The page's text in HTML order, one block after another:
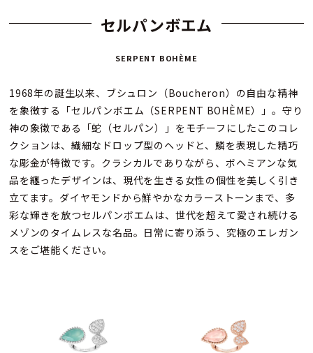
セルパンボエム
SERPENT BOHÈME
1968年の誕生以来、ブシュロン（Boucheron）の自由な精神
を象徴する「セルパンボエム（SERPENT BOHÈME）」。守り
神の象徴である「蛇（セルパン）」をモチーフにしたこのコレ
クションは、繊細なドロップ型のヘッドと、鱗を表現した精巧
な彫金が特徴です。クラシカルでありながら、ボヘミアンな気
品を纏ったデザインは、現代を生きる女性の個性を美しく引き
立てます。ダイヤモンドから鮮やかなカラーストーンまで、多
彩な輝きを放つセルパンボエムは、世代を超えて愛され続ける
メゾンのタイムレスな名品。日常に寄り添う、究極のエレガン
スをご堪能ください。